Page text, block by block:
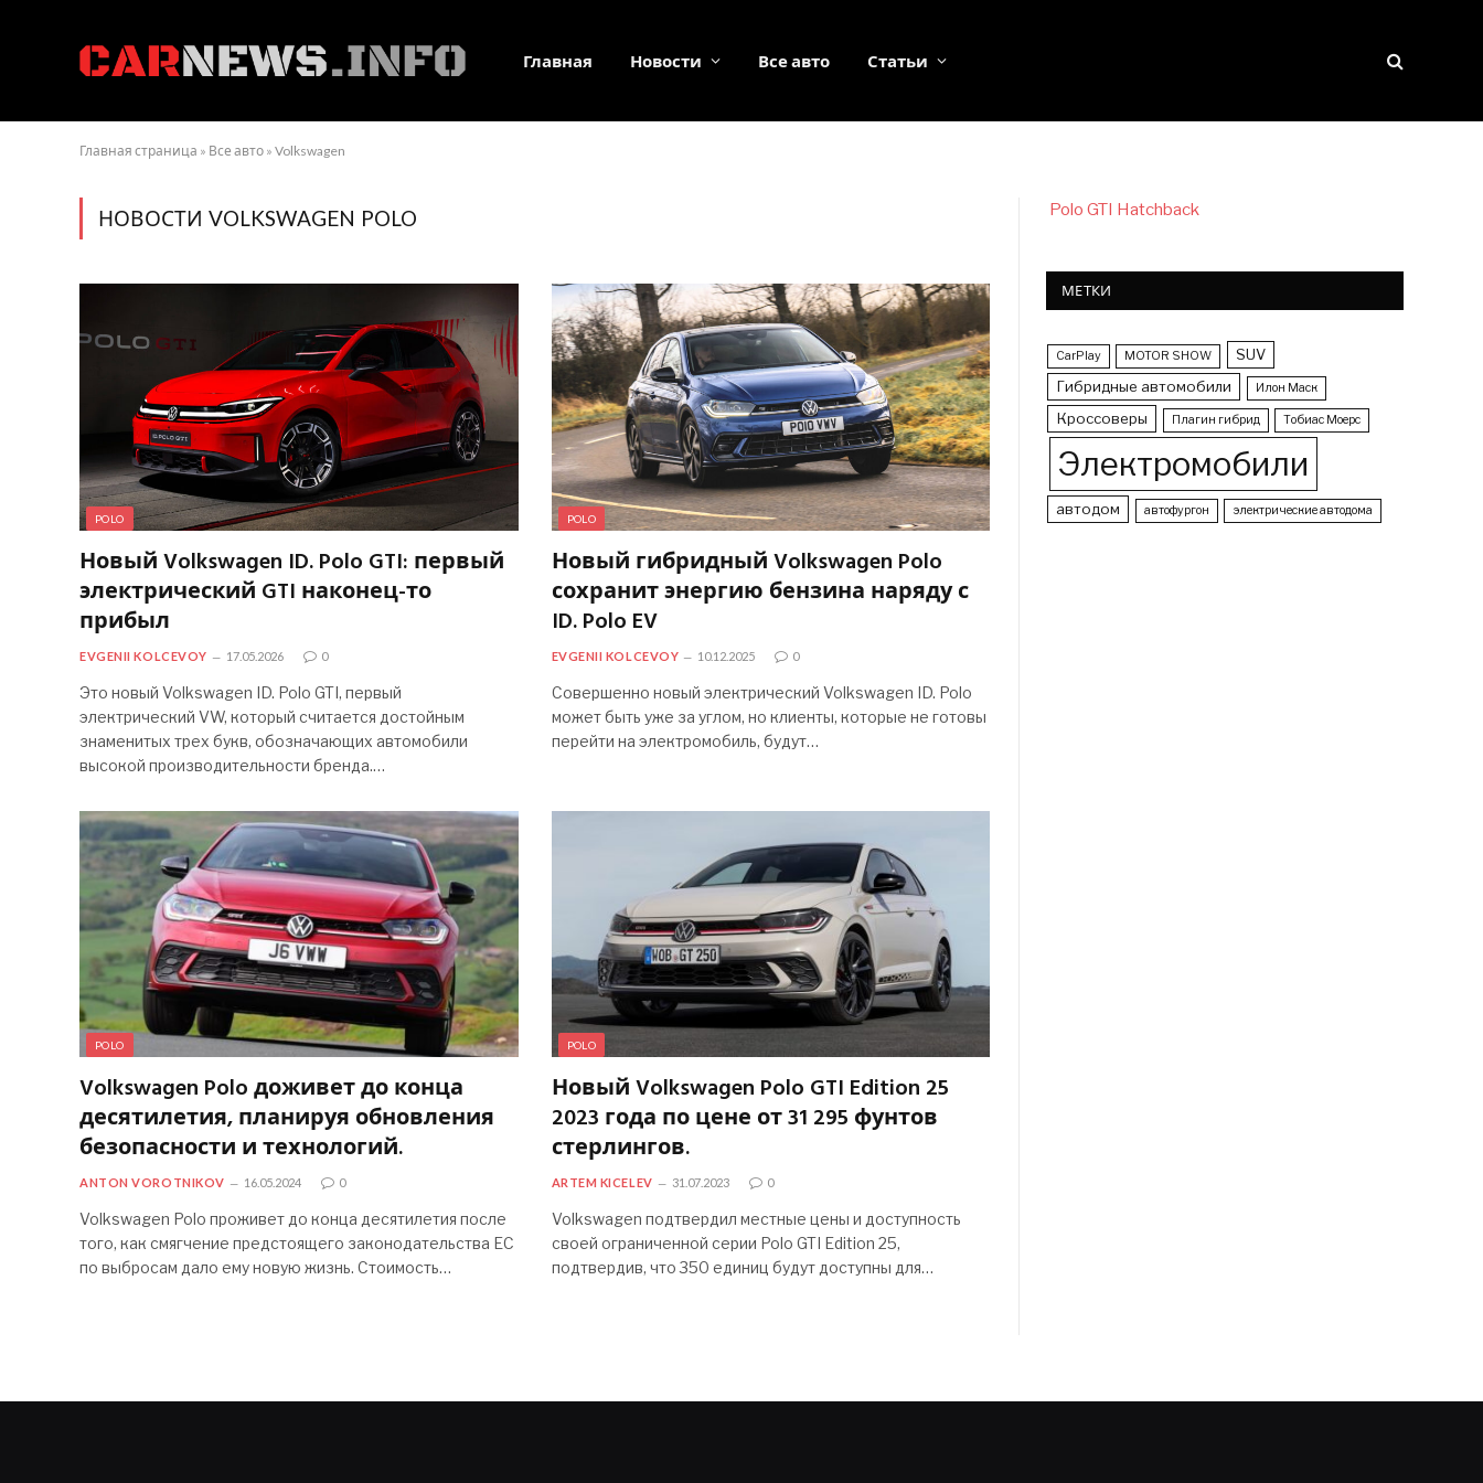
Главная Новости Все авто Статьи
Главная страница » Все авто » Volkswagen
НОВОСТИ VOLKSWAGEN POLO
POLO
Новый Volkswagen ID. Polo GTI: первый
электрический GTI наконец-то
прибыл
EVGENII KOLCEVOY 17.05.2026 0
Это новый Volkswagen ID. Polo GTI, первый
электрический VW, который считается достойным
знаменитых трех букв, обозначающих автомобили
высокой производительности бренда.…
POLO
Новый гибридный Volkswagen Polo
сохранит энергию бензина наряду с
ID. Polo EV
EVGENII KOLCEVOY 10.12.2025 0
Совершенно новый электрический Volkswagen ID. Polo
может быть уже за углом, но клиенты, которые не готовы
перейти на электромобиль, будут…
POLO
Volkswagen Polo доживет до конца
десятилетия, планируя обновления
безопасности и технологий.
ANTON VOROTNIKOV 16.05.2024 0
Volkswagen Polo проживет до конца десятилетия после
того, как смягчение предстоящего законодательства ЕС
по выбросам дало ему новую жизнь. Стоимость…
POLO
Новый Volkswagen Polo GTI Edition 25
2023 года по цене от 31 295 фунтов
стерлингов.
ARTEM KICELEV 31.07.2023 0
Volkswagen подтвердил местные цены и доступность
своей ограниченной серии Polo GTI Edition 25,
подтвердив, что 350 единиц будут доступны для…
Polo GTI Hatchback
МЕТКИ
CarPlay MOTOR SHOW
SUV
Гибридные автомобили
Илон Маск
Кроссоверы Плагин гибрид Тобиас Моерс
Электромобили
автодом автофургон электрические автодома